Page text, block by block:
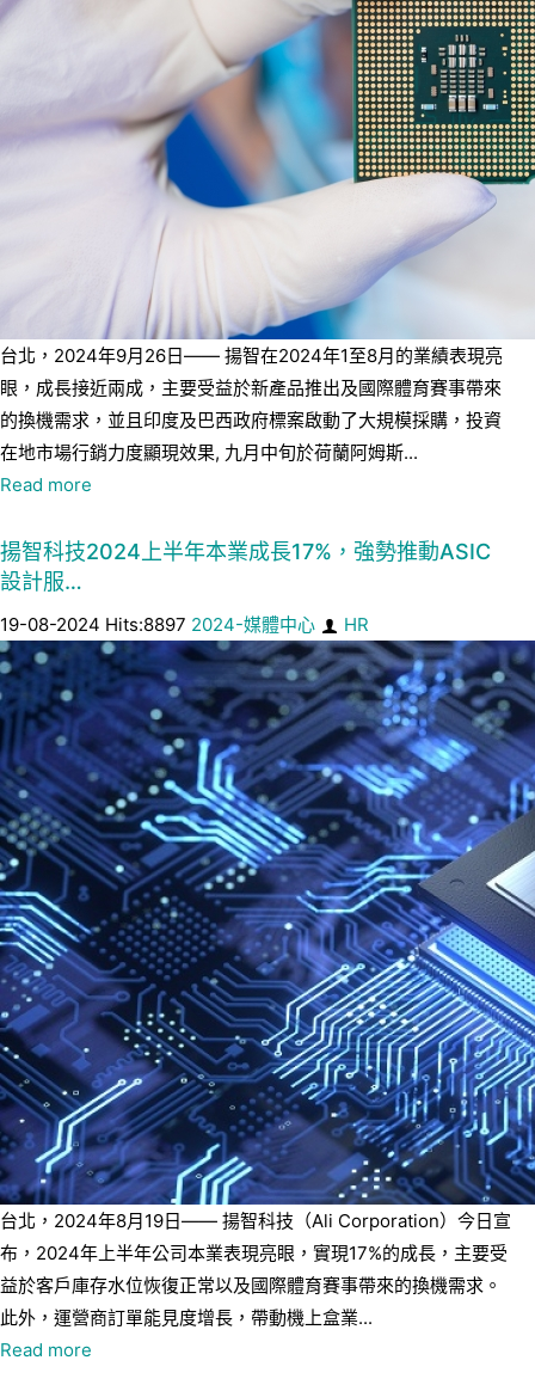
台北，2024年9月26日—— 揚智在2024年1至8月的業績表現亮
眼，成長接近兩成，主要受益於新產品推出及國際體育賽事帶來
的換機需求，並且印度及巴西政府標案啟動了大規模採購，投資
在地市場行銷力度顯現效果, 九月中旬於荷蘭阿姆斯...
Read more
揚智科技2024上半年本業成長17%，強勢推動ASIC
設計服…
19-08-2024 Hits:8897 2024-媒體中心 HR
台北，2024年8月19日—— 揚智科技（Ali Corporation）今日宣
布，2024年上半年公司本業表現亮眼，實現17%的成長，主要受
益於客戶庫存水位恢復正常以及國際體育賽事帶來的換機需求。
此外，運營商訂單能見度增長，帶動機上盒業...
Read more